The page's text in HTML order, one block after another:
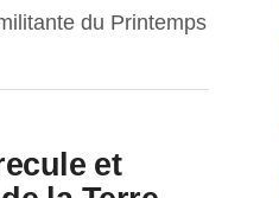
du Printemps
et